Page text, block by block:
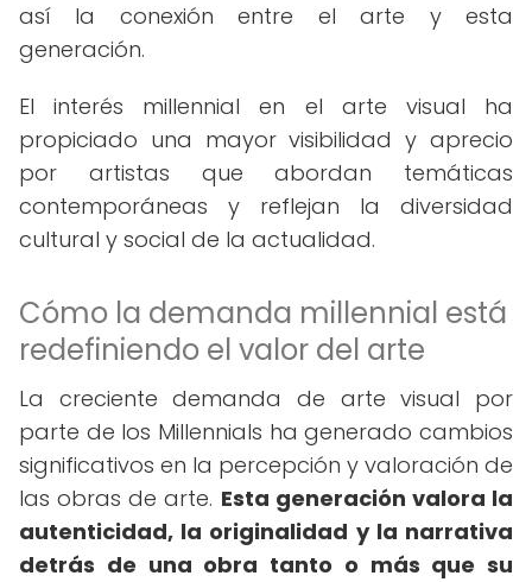
así la conexión entre el arte y esta
generación.
El interés millennial en el arte visual ha
propiciado una mayor visibilidad y aprecio
por artistas que abordan temáticas
contemporáneas y reflejan la diversidad
cultural y social de la actualidad.
Cómo la demanda millennial está
redefiniendo el valor del arte
La creciente demanda de arte visual por
parte de los Millennials ha generado cambios
significativos en la percepción y valoración de
las obras de arte. Esta generación valora la
autenticidad, la originalidad y la narrativa
detrás de una obra tanto o más que su